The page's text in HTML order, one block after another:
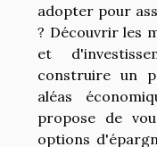
adopter pour
? Découvrir les
et
construire un
aléas
propose de
options